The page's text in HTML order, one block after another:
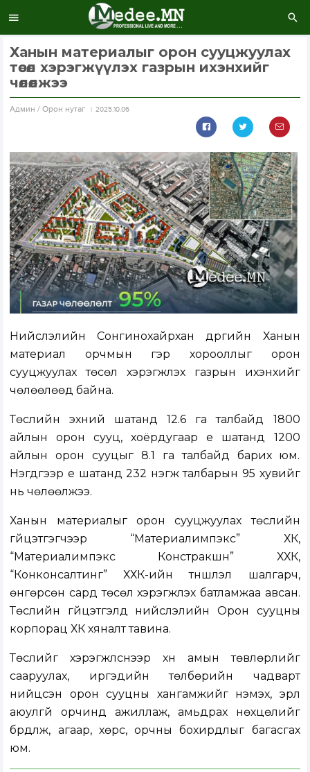
Ханын материалыг орон сууцжуулах
төсөл хэрэгжүүлэх газрын ихэнхийг
чөлөөлжээ
Aдмин / Орон нутаг 2025.10.06
Нийслэлийн Сонгинохайрхан дүүргийн Ханын
материал орчмын гэр хорооллыг орон
сууцжуулах төсөл хэрэгжүүлэх газрын ихэнхийг
чөлөөлөөд байна.
Төслийн эхний шатанд 12.6 га талбайд 1800
айлын орон сууц, хоёрдугаар үе шатанд 1200
айлын орон сууцыг 8.1 га талбайд барих юм.
Нэгдүгээр үе шатанд 232 нэгж талбарын 95 хувийг
нь чөлөөлжээ.
Ханын материалыг орон сууцжуулах төслийн
гүйцэтгэгчээр “Материалимпэкс” ХК,
“Материалимпэкс Констракшн” ХХК,
“Конконсалтинг” ХХК-ийн түншлэл шалгарч,
өнгөрсөн сард төсөл хэрэгжүүлэх батламжаа авсан.
Төслийн гүйцэтгэлд нийслэлийн Орон сууцны
корпорац ХК хяналт тавина.
Төслийг хэрэгжүүлснээр хүн амын төвлөрлийг
сааруулах, иргэдийн төлбөрийн чадварт
нийцсэн орон сууцны хангамжийг нэмэх, эрүүл
аюулгүй орчинд ажиллаж, амьдрах нөхцөлийг
бүрдүүлж, агаар, хөрс, орчны бохирдлыг багасгах
юм.